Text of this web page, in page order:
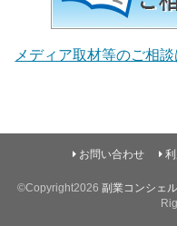
メディア取材等のご相
お問い合わせ
©Copyright2026 副業コンシェ